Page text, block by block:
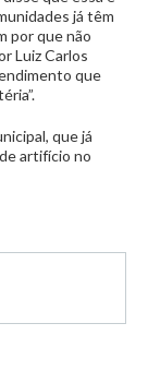
já têm
por que não
Luiz Carlos
que
que já
artifício no